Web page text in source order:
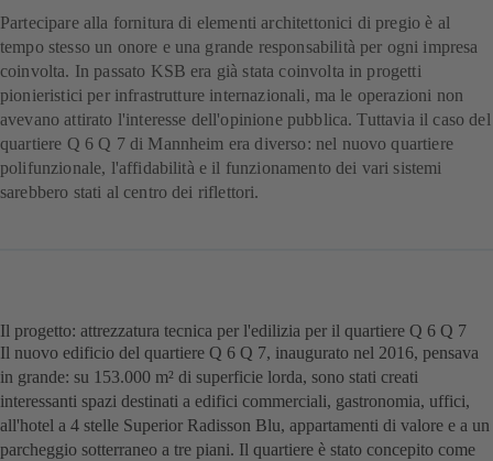
Partecipare alla fornitura di elementi architettonici di pregio è al
tempo stesso un onore e una grande responsabilità per ogni impresa
coinvolta. In passato KSB era già stata coinvolta in progetti
pionieristici per infrastrutture internazionali, ma le operazioni non
avevano attirato l'interesse dell'opinione pubblica. Tuttavia il caso del
quartiere Q 6 Q 7 di Mannheim era diverso: nel nuovo quartiere
polifunzionale, l'affidabilità e il funzionamento dei vari sistemi
sarebbero stati al centro dei riflettori.
Il progetto: attrezzatura tecnica per l'edilizia per il quartiere Q 6 Q 7
Il nuovo edificio del quartiere Q 6 Q 7, inaugurato nel 2016, pensava
in grande: su 153.000 m² di superficie lorda, sono stati creati
interessanti spazi destinati a edifici commerciali, gastronomia, uffici,
all'hotel a 4 stelle Superior Radisson Blu, appartamenti di valore e a un
parcheggio sotterraneo a tre piani. Il quartiere è stato concepito come